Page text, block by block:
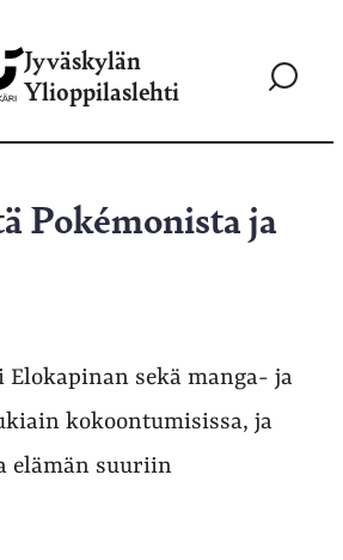
Jyväskylän
Ylioppilaslehti
Siirry
Pokémonista ja
sekä manga- ja
kokoontumisissa, ja
elämän suuriin